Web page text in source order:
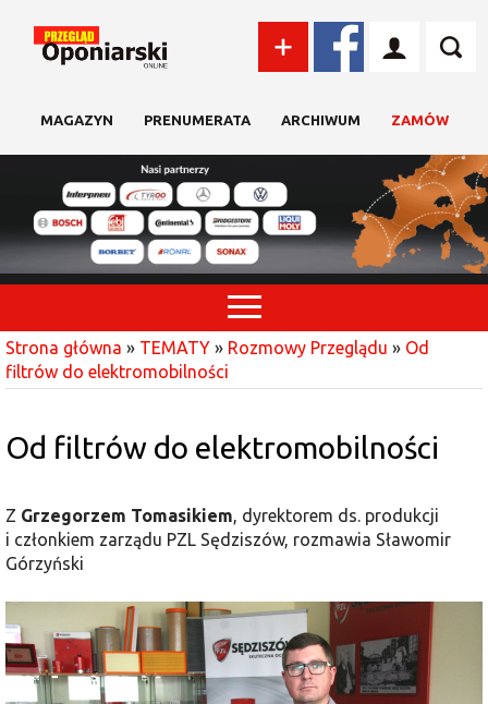
MAGAZYN PRENUMERATA ARCHIWUM ZAMÓW
Strona główna » TEMATY » Rozmowy Przeglądu » Od
filtrów do elektromobilności
Od filtrów do elektromobilności
Z Grzegorzem Tomasikiem, dyrektorem ds. produkcji
i członkiem zarządu PZL Sędziszów, rozmawia Sławomir
Górzyński